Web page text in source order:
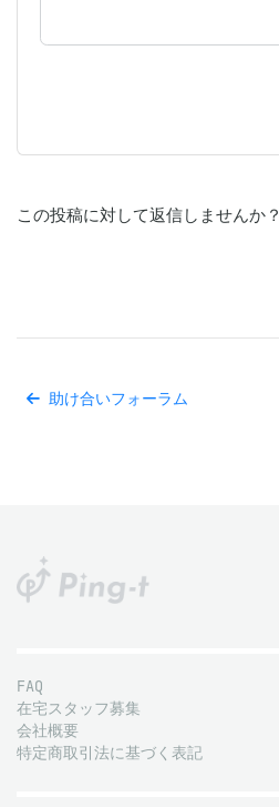
この投稿に対して返信しませんか？
助け合いフォーラム
FAQ
在宅スタッフ募集
会社概要
特定商取引法に基づく表記